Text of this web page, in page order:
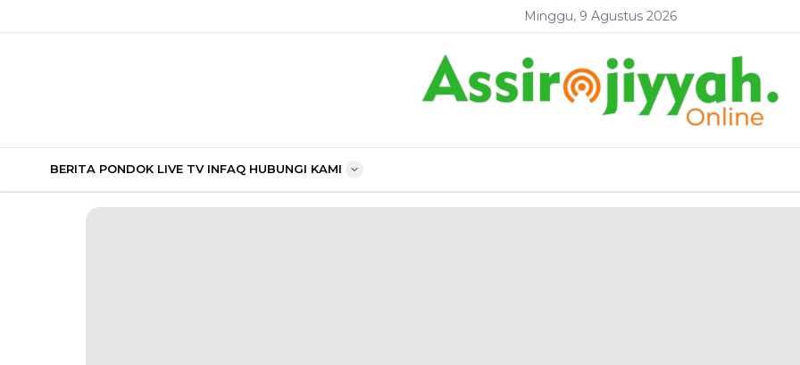
Minggu, 9 Agustus 2026
BERITA PONDOK LIVE TV INFAQ HUBUNGI KAMI